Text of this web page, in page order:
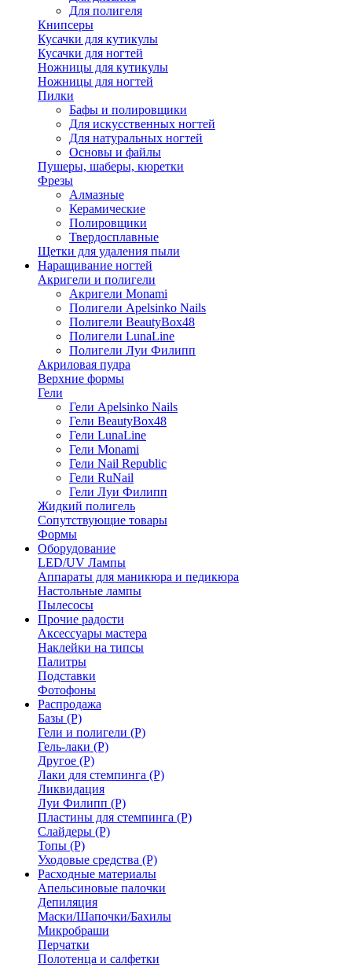
Для полигеля
Книпсеры
Кусачки для кутикулы
Кусачки для ногтей
Ножницы для кутикулы
Ножницы для ногтей
Пилки
Бафы и полировщики
Для искусственных ногтей
Для натуральных ногтей
Основы и файлы
Пушеры, шаберы, кюретки
Фрезы
Алмазные
Керамические
Полировщики
Твердосплавные
Щетки для удаления пыли
Наращивание ногтей
Акригели и полигели
Акригели Monami
Полигели Apelsinko Nails
Полигели BeautyBox48
Полигели LunaLine
Полигели Луи Филипп
Акриловая пудра
Верхние формы
Гели
Гели Apelsinko Nails
Гели BeautyBox48
Гели LunaLine
Гели Monami
Гели Nail Republic
Гели RuNail
Гели Луи Филипп
Жидкий полигель
Сопутствующие товары
Формы
Оборудование
LED/UV Лампы
Аппараты для маникюра и педикюра
Настольные лампы
Пылесосы
Прочие радости
Аксессуары мастера
Наклейки на типсы
Палитры
Подставки
Фотофоны
Распродажа
Базы (Р)
Гели и полигели (Р)
Гель-лаки (Р)
Другое (Р)
Лаки для стемпинга (Р)
Ликвидация
Луи Филипп (Р)
Пластины для стемпинга (Р)
Слайдеры (Р)
Топы (Р)
Уходовые средства (Р)
Расходные материалы
Апельсиновые палочки
Депиляция
Маски/Шапочки/Бахилы
Микробраши
Перчатки
Полотенца и салфетки